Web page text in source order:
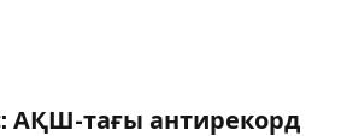
АҚШ-тағы антирекорд